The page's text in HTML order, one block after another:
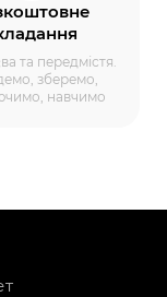
та передмістя.
зберемо,
навчимо